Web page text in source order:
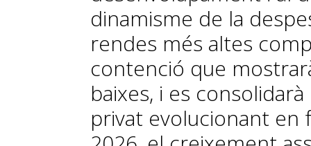
dinamisme de la
rendes més altes
contenció que
baixes, i es
privat evolucionant en